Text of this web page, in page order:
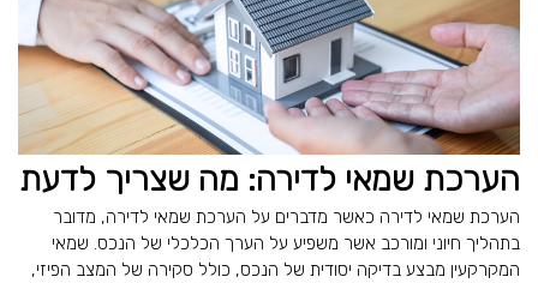
הערכת שמאי לדירה: מה שצריך לדעת
הערכת שמאי לדירה כאשר מדברים על הערכת שמאי לדירה, מדובר
בתהליך חיוני ומורכב אשר משפיע על הערך הכלכלי של הנכס. שמאי
המקרקעין מבצע בדיקה יסודית של הנכס, כולל סקירה של המצב הפיזי,